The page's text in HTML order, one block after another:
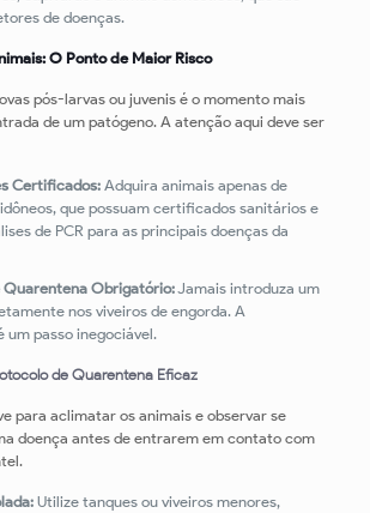
de doenças.
O Ponto de Maior Risco
pós-larvas ou juvenis é o momento mais
de um patógeno. A atenção aqui deve ser
Certificados:Adquira animais apenas de
que possuam certificados sanitários e
de PCR para as principais doenças da
Quarentena Obrigatório:Jamais introduza um
nos viveiros de engorda. A
um passo inegociável.
de Quarentena Eficaz
para aclimatar os animais e observar se
doença antes de entrarem em contato com
Utilize tanques ou viveiros menores,